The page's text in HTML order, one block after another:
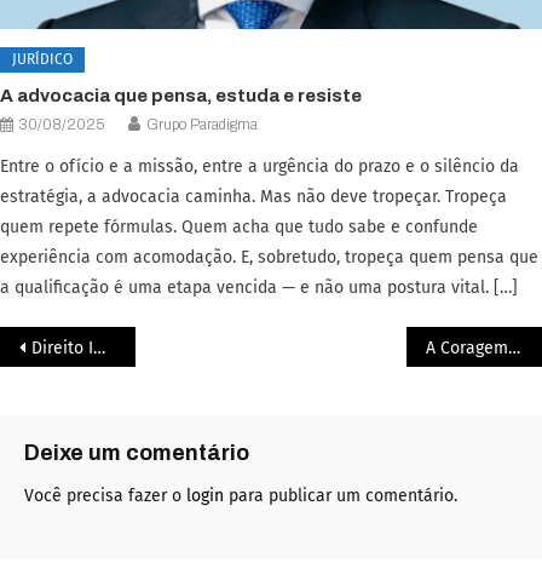
JURÍDICO
A advocacia que pensa, estuda e resiste
30/08/2025 Grupo Paradigma
Entre o ofício e a missão, entre a urgência do prazo e o silêncio da
estratégia, a advocacia caminha. Mas não deve tropeçar. Tropeça
quem repete fórmulas. Quem acha que tudo sabe e confunde
experiência com acomodação. E, sobretudo, tropeça quem pensa que
a qualificação é uma etapa vencida — e não uma postura vital. […]
Direito Imobiliário como Estratégia de Vida A Coragem de Habitar o próprio mundo
Deixe um comentário
Você precisa fazer o login para publicar um comentário.